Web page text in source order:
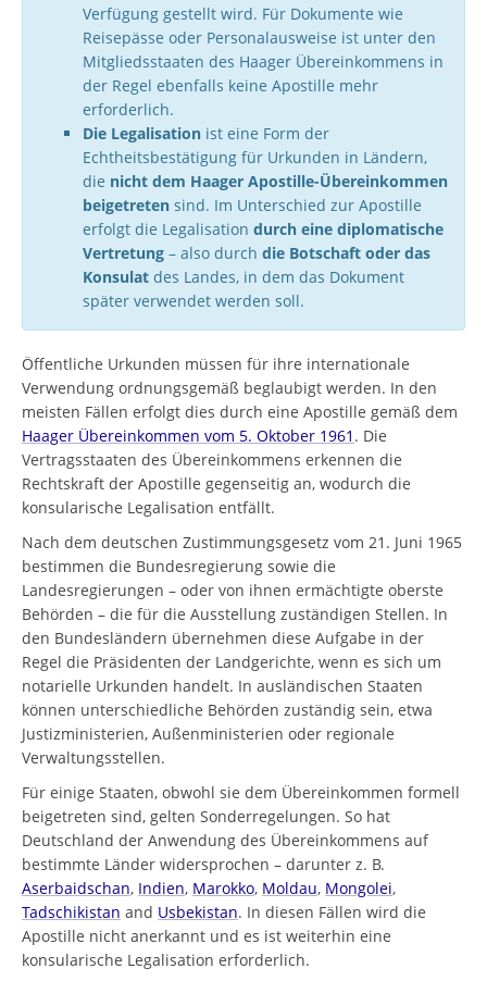
Verfügung gestellt wird. Für Dokumente wie
Reisepässe oder Personalausweise ist unter den
Mitgliedsstaaten des Haager Übereinkommens in
der Regel ebenfalls keine Apostille mehr
erforderlich.
Die Legalisation ist eine Form der
Echtheitsbestätigung für Urkunden in Ländern,
die nicht dem Haager Apostille-Übereinkommen
beigetreten sind. Im Unterschied zur Apostille
erfolgt die Legalisation durch eine diplomatische
Vertretung – also durch die Botschaft oder das
Konsulat des Landes, in dem das Dokument
später verwendet werden soll.
Öffentliche Urkunden müssen für ihre internationale
Verwendung ordnungsgemäß beglaubigt werden. In den
meisten Fällen erfolgt dies durch eine Apostille gemäß dem
Haager Übereinkommen vom 5. Oktober 1961 . Die
Vertragsstaaten des Übereinkommens erkennen die
Rechtskraft der Apostille gegenseitig an, wodurch die
konsularische Legalisation entfällt.
Nach dem deutschen Zustimmungsgesetz vom 21. Juni 1965
bestimmen die Bundesregierung sowie die
Landesregierungen – oder von ihnen ermächtigte oberste
Behörden – die für die Ausstellung zuständigen Stellen. In
den Bundesländern übernehmen diese Aufgabe in der
Regel die Präsidenten der Landgerichte, wenn es sich um
notarielle Urkunden handelt. In ausländischen Staaten
können unterschiedliche Behörden zuständig sein, etwa
Justizministerien, Außenministerien oder regionale
Verwaltungsstellen.
Für einige Staaten, obwohl sie dem Übereinkommen formell
beigetreten sind, gelten Sonderregelungen. So hat
Deutschland der Anwendung des Übereinkommens auf
bestimmte Länder widersprochen – darunter z. B.
Aserbaidschan, Indien, Marokko, Moldau, Mongolei,
Tadschikistan and Usbekistan. In diesen Fällen wird die
Apostille nicht anerkannt und es ist weiterhin eine
konsularische Legalisation erforderlich.